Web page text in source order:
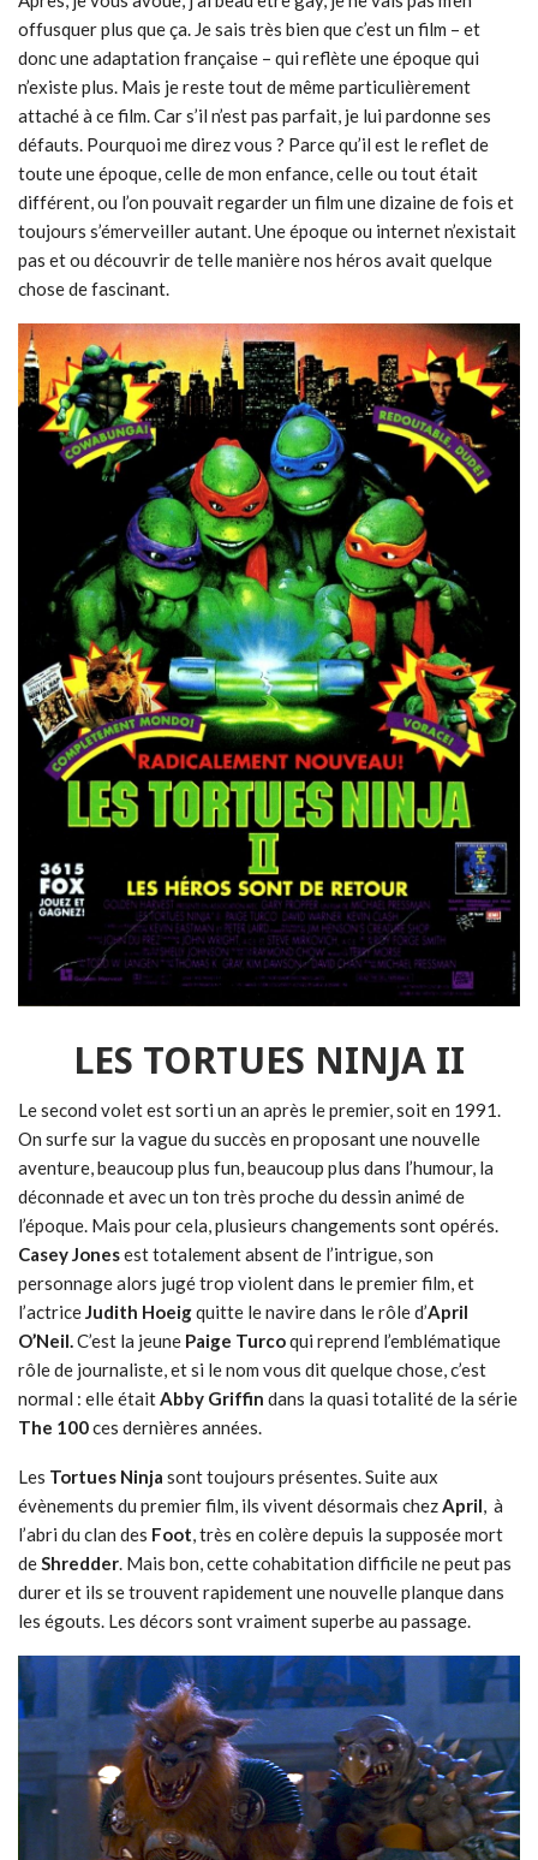
offusquer plus que ça. Je sais très bien que c’est un film – et
donc une adaptation française – qui reflète une époque qui
n’existe plus. Mais je reste tout de même particulièrement
attaché à ce film. Car s’il n’est pas parfait, je lui pardonne ses
défauts. Pourquoi me direz vous ? Parce qu’il est le reflet de
toute une époque, celle de mon enfance, celle ou tout était
différent, ou l’on pouvait regarder un film une dizaine de fois et
toujours s’émerveiller autant. Une époque ou internet n’existait
pas et ou découvrir de telle manière nos héros avait quelque
chose de fascinant.
LES TORTUES NINJA II
Le second volet est sorti un an après le premier, soit en 1991.
On surfe sur la vague du succès en proposant une nouvelle
aventure, beaucoup plus fun, beaucoup plus dans l’humour, la
déconnade et avec un ton très proche du dessin animé de
l’époque. Mais pour cela, plusieurs changements sont opérés.
Casey Jonesest totalement absent de l’intrigue, son
personnage alors jugé trop violent dans le premier film, et
l’actriceJudith Hoeigquitte le navire dans le rôle d’April
O’Neil.C’est la jeune Paige Turcoqui reprend l’emblématique
rôle de journaliste, et si le nom vous dit quelque chose, c’est
normal : elle étaitAbby Griffin dans la quasi totalité de la série
The 100ces dernières années.
Les Tortues Ninja sont toujours présentes. Suite aux
évènements du premier film, ils vivent désormais chezApril, à
l’abri du clan des Foot, très en colère depuis la supposée mort
deShredder. Mais bon, cette cohabitation difficile ne peut pas
durer et ils se trouvent rapidement une nouvelle planque dans
les égouts. Les décors sont vraiment superbe au passage.